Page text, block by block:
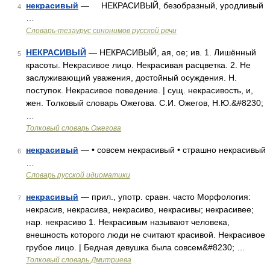
4 некрасивый — НЕКРАСИВЫЙ, безобразный, уродливый
Словарь-тезаурус синонимов русской речи
5 НЕКРАСИВЫЙ — НЕКРАСИВЫЙ, ая, ое; ив. 1. Лишённый
красоты. Некрасивое лицо. Некрасивая расцветка. 2. Не
заслуживающий уважения, достойный осуждения. Н.
поступок. Некрасивое поведение. | сущ. некрасивость, и,
жен. Толковый словарь Ожегова. С.И. Ожегов, Н.Ю.&#8230;
Толковый словарь Ожегова
6 некрасивый — • совсем некрасивый • страшно некрасивый
Словарь русской идиоматики
7 некрасивый — прил., употр. сравн. часто Морфология:
некрасив, некрасива, некрасиво, некрасивы; некрасивее;
нар. некрасиво 1. Некрасивым называют человека,
внешность которого люди не считают красивой. Некрасивое
грубое лицо. | Бедная девушка была совсем&#8230; …
Толковый словарь Дмитриева